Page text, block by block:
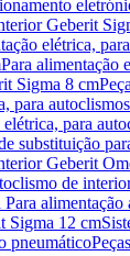
Geberit
elétrica,
Para alimentação
Sigma 8 cm
para
elétrica, para
substituição
Geberit
de
alimentação
Sigma 12 cm
pneumático